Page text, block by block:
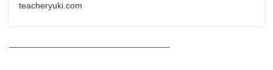
teacheryuki.com
—————————————————–